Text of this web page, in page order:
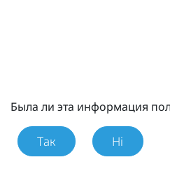
Была ли эта информация
Так Ні